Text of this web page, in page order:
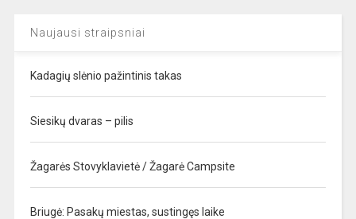
Naujausi straipsniai
Kadagių slėnio pažintinis takas
Siesikų dvaras – pilis
Žagarės Stovyklavietė / Žagarė Campsite
Briugė: Pasakų miestas, sustingęs laike